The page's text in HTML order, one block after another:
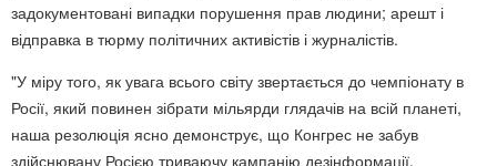
задокументовані випадки порушення прав людини; арешт і
відправка в тюрму політичних активістів і журналістів.
"У міру того, як увага всього світу звертається до чемпіонату в
Росії, який повинен зібрати мільярди глядачів на всій планеті,
наша резолюція ясно демонструє, що Конгрес не забув
здійснювану Росією триваючу кампанію дезінформації,